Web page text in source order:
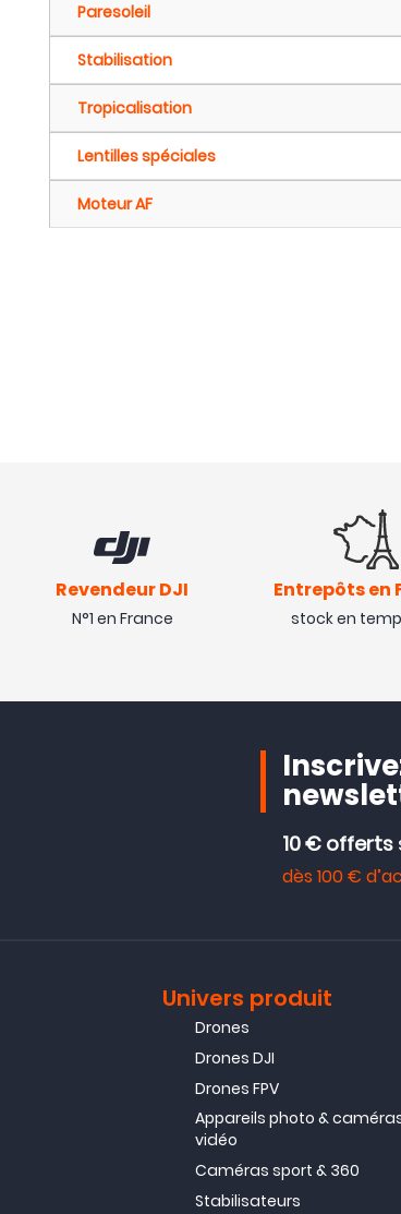
Paresoleil
Stabilisation
Tropicalisation
Lentilles spéciales
Moteur AF
Revendeur DJI
N°1 en France
Entrepôts en
stock en
10 € offerts
dès 100 €
Univers produit
Drones
Drones DJI
Drones FPV
Appareils photo &
vidéo
Caméras sport & 360
Stabilisateurs